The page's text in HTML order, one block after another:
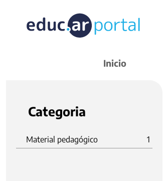
Inicio
Categoria
Material pedagógico 1